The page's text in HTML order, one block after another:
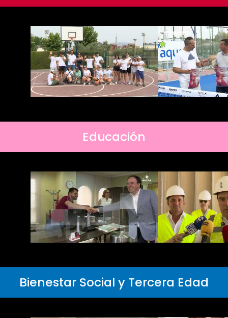
Educación
Bienestar Social y Tercera Edad